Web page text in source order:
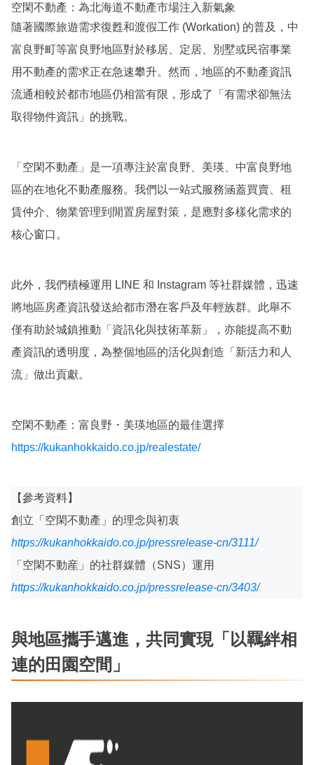
空閑不動產：為北海道不動產市場注入新氣象
隨著國際旅遊需求復甦和渡假工作 (Workation) 的普及，中
富良野町等富良野地區對於移居、定居、別墅或民宿事業
用不動產的需求正在急速攀升。然而，地區的不動產資訊
流通相較於都市地區仍相當有限，形成了「有需求卻無法
取得物件資訊」的挑戰。
「空閑不動產」是一項專注於富良野、美瑛、中富良野地
區的在地化不動產服務。我們以一站式服務涵蓋買賣、租
賃仲介、物業管理到閒置房屋對策，是應對多樣化需求的
核心窗口。
此外，我們積極運用 LINE 和 Instagram 等社群媒體，迅速
將地區房產資訊發送給都市潛在客戶及年輕族群。此舉不
僅有助於城鎮推動「資訊化與技術革新」，亦能提高不動
產資訊的透明度，為整個地區的活化與創造「新活力和人
流」做出貢獻。
空閑不動產：富良野・美瑛地區的最佳選擇
https://kukanhokkaido.co.jp/realestate/
【參考資料】
創立「空閑不動產」的理念與初衷
https://kukanhokkaido.co.jp/pressrelease-cn/3111/
「空閑不動産」的社群媒體（SNS）運用
https://kukanhokkaido.co.jp/pressrelease-cn/3403/
與地區攜手邁進，共同實現「以羈絆相
連的田園空間」